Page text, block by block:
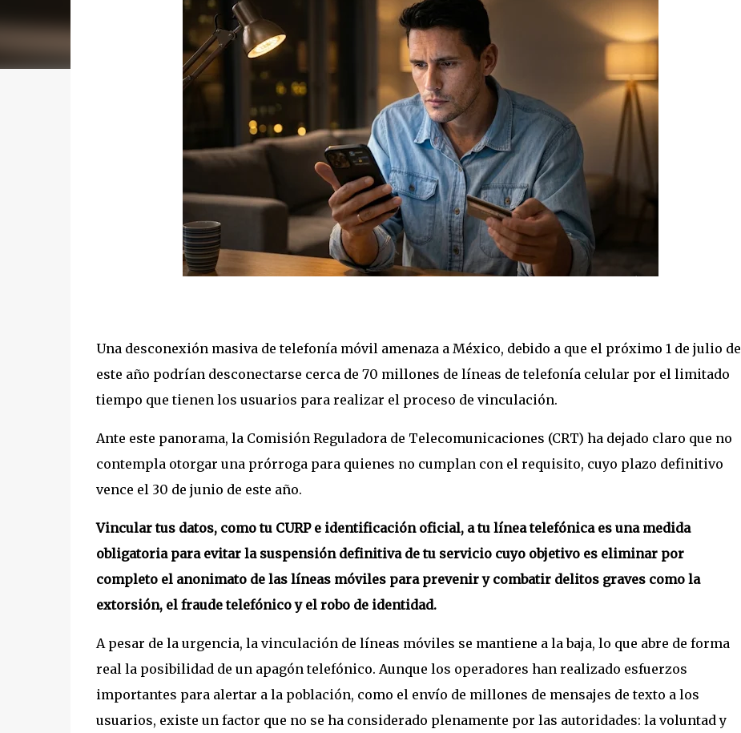
Una desconexión masiva de telefonía móvil amenaza a México, debido a que el próximo 1 de julio de
este año podrían desconectarse cerca de 70 millones de líneas de telefonía celular por el limitado
tiempo que tienen los usuarios para realizar el proceso de vinculación.
Ante este panorama, la Comisión Reguladora de Telecomunicaciones (CRT) ha dejado claro que no
contempla otorgar una prórroga para quienes no cumplan con el requisito, cuyo plazo definitivo
vence el 30 de junio de este año.
Vincular tus datos, como tu CURP e identificación oficial, a tu línea telefónica es una medida
obligatoria para evitar la suspensión definitiva de tu servicio cuyo objetivo es eliminar por
completo el anonimato de las líneas móviles para prevenir y combatir delitos graves como la
extorsión, el fraude telefónico y el robo de identidad.
A pesar de la urgencia, la vinculación de líneas móviles se mantiene a la baja, lo que abre de forma
real la posibilidad de un apagón telefónico. Aunque los operadores han realizado esfuerzos
importantes para alertar a la población, como el envío de millones de mensajes de texto a los
usuarios, existe un factor que no se ha considerado plenamente por las autoridades: la voluntad y